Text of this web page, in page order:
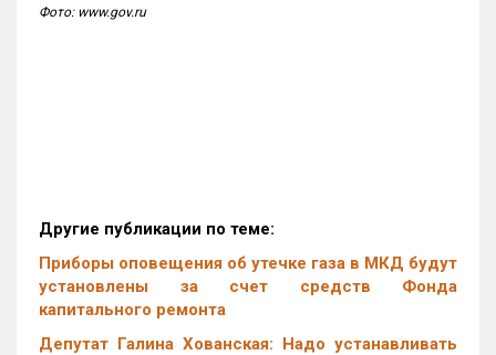
Фото: www.gov.ru
Другие публикации по теме:
Приборы оповещения об утечке газа в МКД будут
установлены за счет средств Фонда
капитального ремонта
Депутат Галина Хованская: Надо устанавливать